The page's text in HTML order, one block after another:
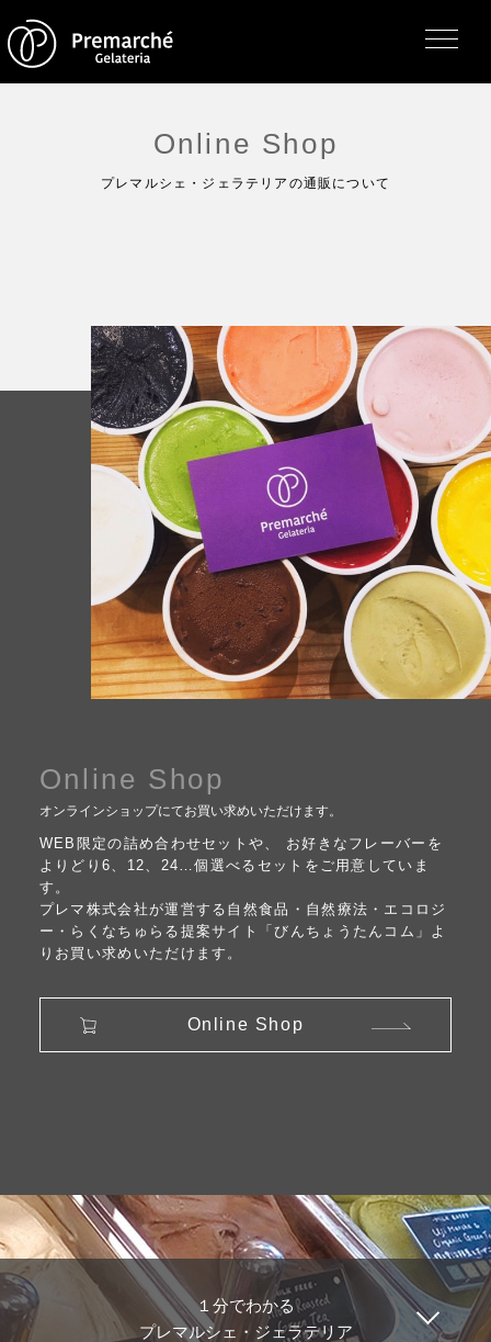
トップページ
フレーバー（メニュー）
アレルゲン一覧
求人情報
通販のご案内
お知らせ・メディア掲載
コラム・連載
なぜジェラート作りを始めたのか？
プレマルシェジェラテリアについて
譲れないこと、私たちの取り組み
ヴィーガン・ジェラート・マエストロ® 中川やジェラ
テリアスタッフによる話々
Online Shop
プレマルシェ・ジェラテリアの通販について
Online Shop
オンラインショップにてお買い求めいただけます。
WEB限定の詰め合わせセットや、 お好きなフレーバーを
よりどり6、12、24…個選べるセットをご用意していま
す。
プレマ株式会社が運営する自然食品・自然療法・エコロジ
ー・らくなちゅらる提案サイト「びんちょうたんコム」よ
りお買い求めいただけます。
Online Shop
１分でわかる
プレマルシェ・ジェラテリア